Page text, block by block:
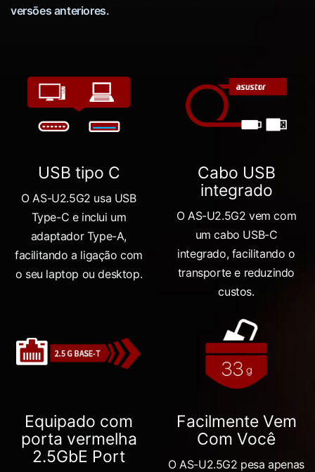
versões anteriores.
USB tipo C
O AS-U2.5G2 usa USB
Type-C e inclui um
adaptador Type-A,
facilitando a ligação com
o seu laptop ou desktop.
Cabo USB
integrado
O AS-U2.5G2 vem com
um cabo USB-C
integrado, facilitando o
transporte e reduzindo
custos.
Equipado com
porta vermelha
2.5GbE Port
Facilmente Vem
Com Você
O AS-U2.5G2 pesa apenas